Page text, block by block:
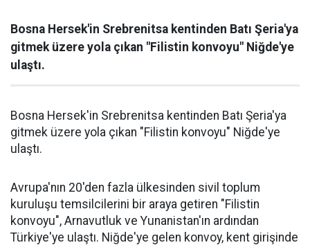
Bosna Hersek'in Srebrenitsa kentinden Batı Şeria'ya
gitmek üzere yola çıkan "Filistin konvoyu" Niğde'ye
ulaştı.
Bosna Hersek'in Srebrenitsa kentinden Batı Şeria'ya
gitmek üzere yola çıkan "Filistin konvoyu" Niğde'ye
ulaştı.
Avrupa'nın 20'den fazla ülkesinden sivil toplum
kuruluşu temsilcilerini bir araya getiren "Filistin
konvoyu", Arnavutluk ve Yunanistan'ın ardından
Türkiye'ye ulaştı. Niğde'ye gelen konvoy, kent girişinde